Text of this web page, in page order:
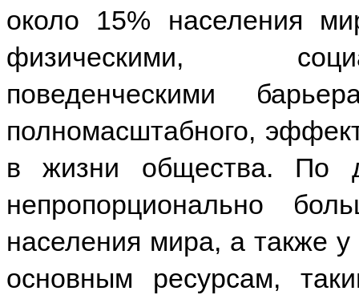
около 15% населения
физическими,
поведенческими
полномасштабного,
в жизни общества. По
непропорционально
населения мира, а также у
основным ресурсам,